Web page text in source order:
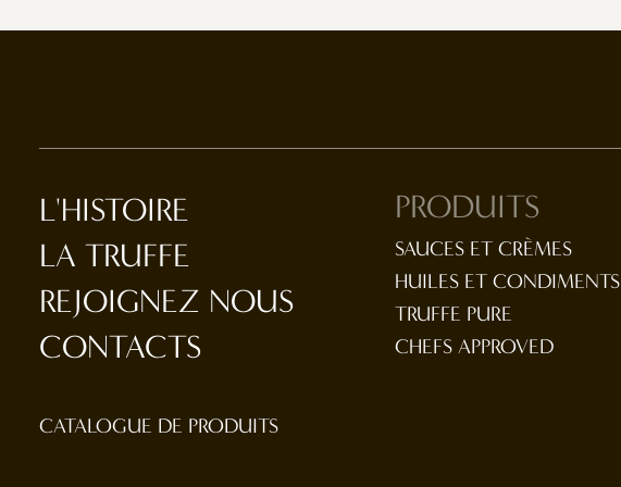
L'HISTOIRE
LA TRUFFE
REJOIGNEZ NOUS
CONTACTS
PRODUITS
SAUCES ET CRÈMES
HUILES ET CONDIMENTS
TRUFFE PURE
CHEFS APPROVED
CATALOGUE DE PRODUITS